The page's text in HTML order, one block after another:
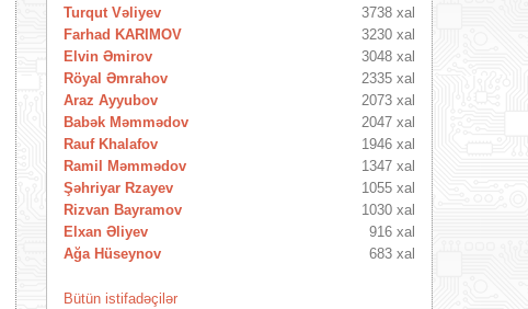
Turqut Vəliyev
3738 xal
Farhad KARIMOV
3230 xal
Elvin Əmirov
3048 xal
Röyal Əmrahov
2335 xal
Araz Ayyubov
2073 xal
Babək Məmmədov
2047 xal
Rauf Khalafov
1946 xal
Ramil Məmmədov
1347 xal
Şəhriyar Rzayev
1055 xal
Rizvan Bayramov
1030 xal
Elxan Əliyev
916 xal
Ağa Hüseynov
683 xal
Bütün istifadəçilər